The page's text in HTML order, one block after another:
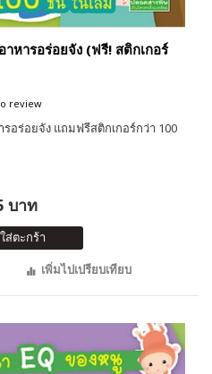
หารอร่อยจัง (ฟรี! สติกเกอร์
review
อร่อยจัง แถมฟรีสติกเกอร์กว่า 100
บาท
ส่ตะกร้า
เพิ่มไปเปรียบเทียบ